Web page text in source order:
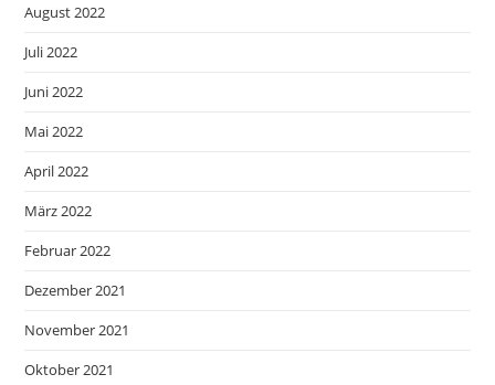
August 2022
Juli 2022
Juni 2022
Mai 2022
April 2022
März 2022
Februar 2022
Dezember 2021
November 2021
Oktober 2021